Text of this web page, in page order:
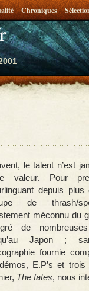
Chroniques
le talent n’est
valeur. Pour
depuis
de thrash/
méconnu du
de
Japon ;
fournie
E.P’s et
The fates, nous